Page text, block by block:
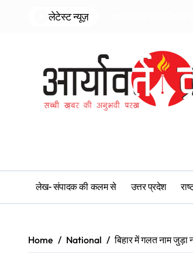
लेटेस्ट न्यूज़
लेख- संपादक की कलम से उत्तर प्रदेश
Home National बिहार में गलत नाम जुड़ा